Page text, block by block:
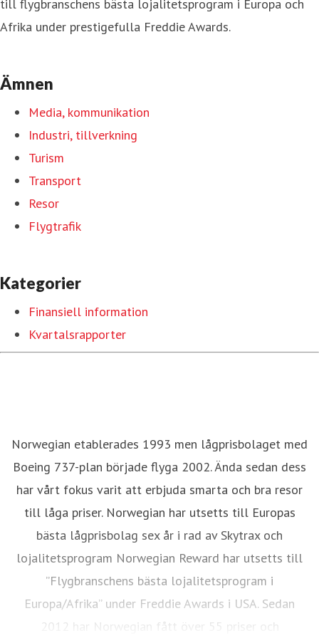
till flygbranschens bästa lojalitetsprogram i Europa och
Afrika under prestigefulla Freddie Awards.
Ämnen
Media, kommunikation
Industri, tillverkning
Turism
Transport
Resor
Flygtrafik
Kategorier
Finansiell information
Kvartalsrapporter
Norwegian etablerades 1993 men lågprisbolaget med
Boeing 737-plan började flyga 2002. Ända sedan dess
har vårt fokus varit att erbjuda smarta och bra resor
till låga priser. Norwegian har utsetts till Europas
bästa lågprisbolag sex år i rad av Skytrax och
lojalitetsprogram Norwegian Reward har utsetts till
”Flygbranschens bästa lojalitetsprogram i
Europa/Afrika” under Freddie Awards i USA. Sedan
2012 har Norwegian fått över 55 priser och